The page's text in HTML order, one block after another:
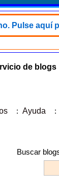
Pulse aquí
de blogs
: Ayuda :
Buscar